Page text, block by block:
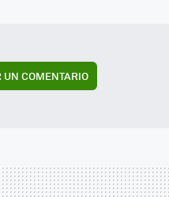
UN COMENTARIO